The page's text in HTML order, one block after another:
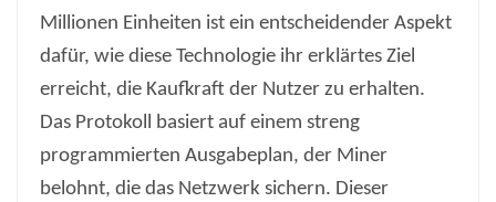
Millionen Einheiten ist ein entscheidender Aspekt
dafür, wie diese Technologie ihr erklärtes Ziel
erreicht, die Kaufkraft der Nutzer zu erhalten.
Das Protokoll basiert auf einem streng
programmierten Ausgabeplan, der Miner
belohnt, die das Netzwerk sichern. Dieser